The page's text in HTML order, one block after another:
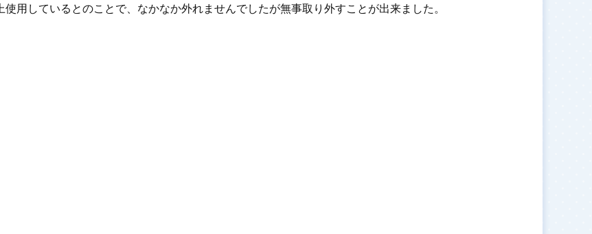
用しているとのことで、なかなか外れませんでしたが無事取り外すことが出来ました。